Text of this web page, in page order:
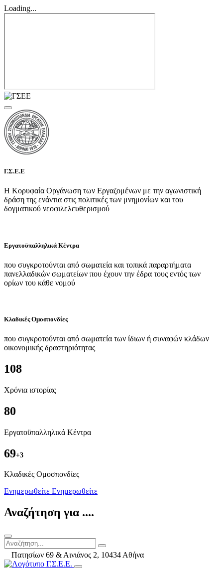
Loading...
Γ.Σ.Ε.Ε
Η Κορυφαία Οργάνωση των Εργαζομένων με την αγωνιστική
δράση της ενάντια στις πολιτικές των μνημονίων και του
δογματικού νεοφιλελευθερισμού
Εργατοϋπαλληλικά Κέντρα
που συγκροτούνται από σωματεία και τοπικά παραρτήματα
πανελλαδικών σωματείων που έχουν την έδρα τους εντός των
ορίων του κάθε νομού
Κλαδικές Ομοσπονδίες
που συγκροτούνται από σωματεία των ίδιων ή συναφών κλάδων
οικονομικής δραστηριότητας
108
Χρόνια ιστορίας
80
Εργατοϋπαλληλικά Κέντρα
69+3
Kλαδικές Ομοσπονδίες
Ενημερωθείτε Ενημερωθείτε
Αναζήτηση για ....
Πατησίων 69 & Αινιάνος 2, 10434 Αθήνα